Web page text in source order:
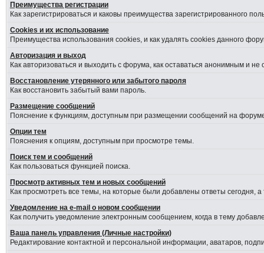
Преимущества регистрации
Как зарегистрироваться и каковы преимущества зарегистрированного
Cookies и их использование
Преимущества использования cookies, и как удалять cookies данного
Авторизация и выход
Как авторизоваться и выходить с форума, как оставаться анонимным и
Восстановление утерянного или забытого пароля
Как восстановить забытый вами пароль.
Размещение сообщений
Пояснение к функциям, доступным при размещении сообщений на
Опции тем
Пояснения к опциям, доступным при просмотре темы.
Поиск тем и сообщений
Как пользоваться функцией поиска.
Просмотр активных тем и новых сообщений
Как просмотреть все темы, на которые были добавлены ответы сегодня,
Уведомление на е-mail о новом сообщении
Как получить уведомление электронным сообщением, когда в тему
Ваша панель управления (Личные настройки)
Редактирование контактной и персональной информации, аватаров,